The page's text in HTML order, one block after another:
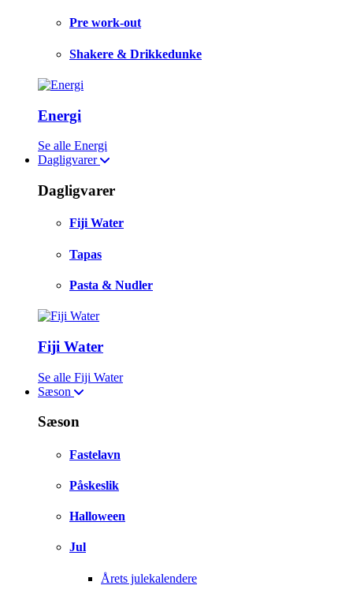
Pre work-out
Shakere & Drikkedunke
Energi
Se alle Energi
Dagligvarer
Dagligvarer
Fiji Water
Tapas
Pasta & Nudler
Fiji Water
Se alle Fiji Water
Sæson
Sæson
Fastelavn
Påskeslik
Halloween
Jul
Årets julekalendere